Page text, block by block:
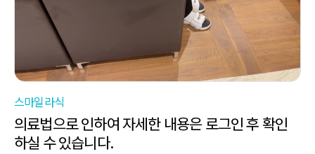
스마일라식
의료법으로 인하여 자세한 내용은 로그인 후 확인
하실 수 있습니다.